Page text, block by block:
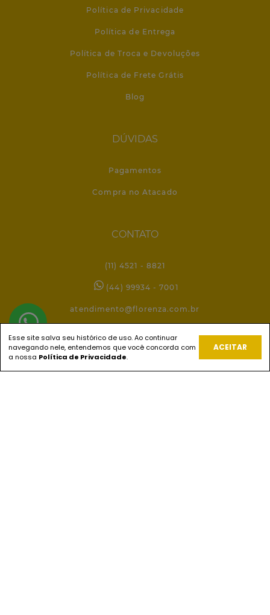
Política de Privacidade
Política de Entrega
Política de Troca e Devoluções
Política de Frete Grátis
Blog
DÚVIDAS
Pagamentos
Compra no Atacado
CONTATO
(11) 4521 - 8821
(44) 99934 - 7001
atendimento@florenza.com.br
REDES SOCIAIS
Esse site salva seu histórico de uso. Ao continuar
navegando nele, entendemos que você concorda com
a nossa Política de Privacidade.
ACEITAR